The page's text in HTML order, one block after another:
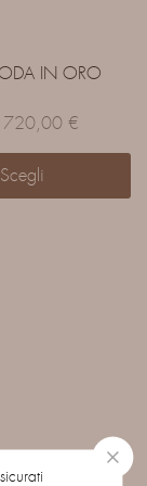
IN ORO
720,00 €
Scegli